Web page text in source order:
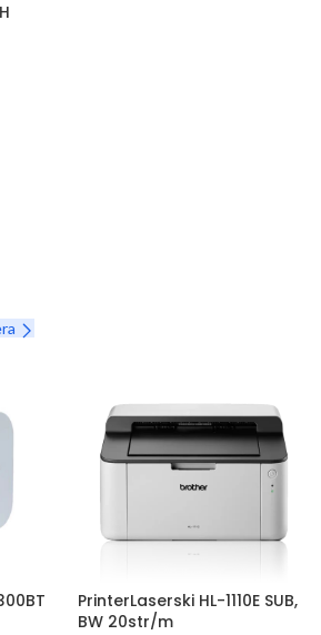
PrinterLaserski HL-1110E SUB,
BW 20str/m